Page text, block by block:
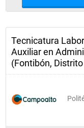
Tecnicatura
Auxiliar en
(Fontibón,